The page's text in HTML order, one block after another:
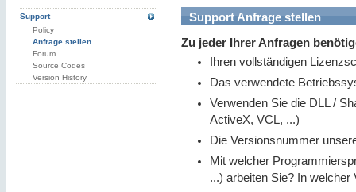
Support
Policy
Anfrage stellen
Forum
Source Codes
Version History
Support Anfrage stellen
Zu jeder Ihrer Anfragen
Ihren vollständigen
Das verwendete
Verwenden Sie die DLL /
ActiveX, VCL, ...)
Die Versionsnummer
Mit welcher
...) arbeiten Sie? In welcher